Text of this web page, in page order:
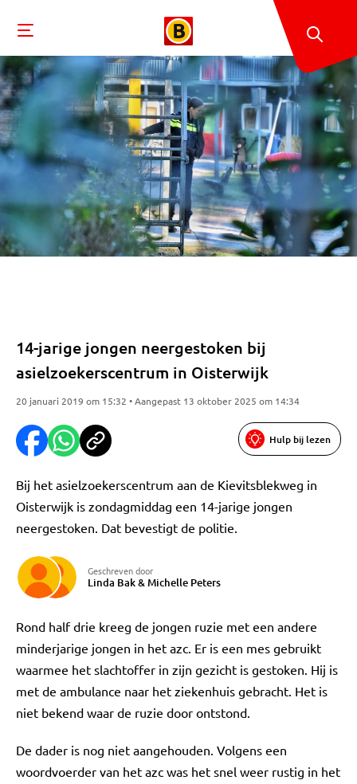
14-jarige jongen neergestoken bij
asielzoekerscentrum in Oisterwijk
20 januari 2019 om 15:32 • Aangepast 13 oktober 2025 om 14:34
Hulp bij lezen
Bij het asielzoekerscentrum aan de Kievitsblekweg in
Oisterwijk is zondagmiddag een 14-jarige jongen
neergestoken. Dat bevestigt de politie.
Geschreven door
Linda Bak&Michelle Peters
Rond half drie kreeg de jongen ruzie met een andere
minderjarige jongen in het azc. Er is een mes gebruikt
waarmee het slachtoffer in zijn gezicht is gestoken. Hij is
met de ambulance naar het ziekenhuis gebracht. Het is
niet bekend waar de ruzie door ontstond.
De dader is nog niet aangehouden. Volgens een
woordvoerder van het azc was het snel weer rustig in het